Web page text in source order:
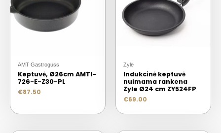
AMT Gastroguss
Keptuvė, Ø26cm AMTI-
726-E-Z30-PL
€87.50
Zyle
Indukcinė keptuvė
nuimama rankena
Zyle Ø24 cm ZY524FP
€69.00